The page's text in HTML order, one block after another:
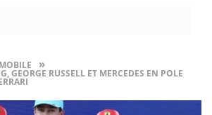
»
GEORGE RUSSELL ET MERCEDES EN POLE